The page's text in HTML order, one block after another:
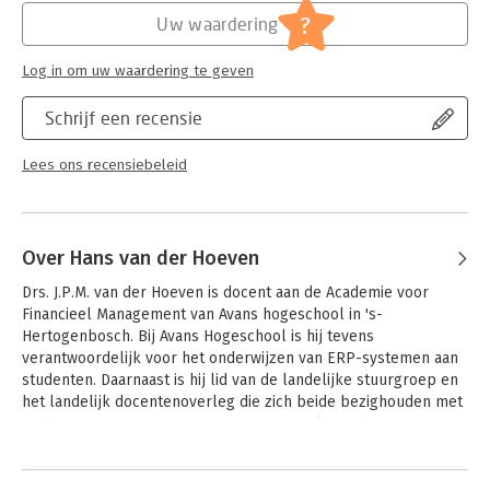
Schrijf een recensie
Lees ons recensiebeleid
Uw waardering ?
Log in om uw waardering te geven
Over Hans van der Hoeven
Drs. J.P.M. van der Hoeven is docent aan de Academie voor
Financieel Management van Avans hogeschool in 's-
Hertogenbosch. Bij Avans Hogeschool is hij tevens
verantwoordelijk voor het onderwijzen van ERP-systemen aan
studenten. Daarnaast is hij lid van de landelijke stuurgroep en
het landelijk docentenoverleg die zich beide bezighouden met
actief op dit vakgebied.
Andere boeken door Hans van der